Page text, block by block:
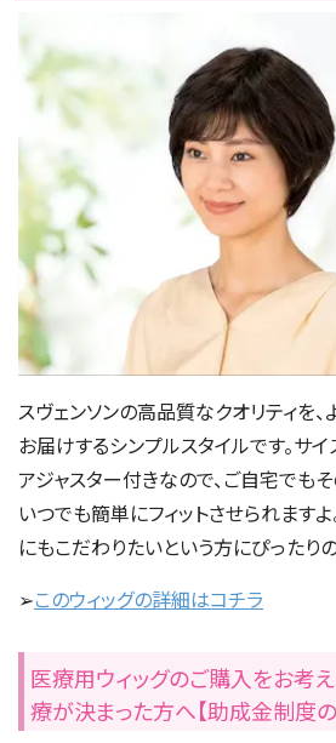
スヴェンソンの高品質なクオリティを
お届けするシンプルスタイルです。サ
アジャスター付きなので、ご自宅でも
いつでも簡単にフィットさせられます
にもこだわりたいという方にぴったり
➢このウィッグの詳細はコチラ
医療用ウィッグのご購入をお考
療が決まった方へ【助成金制度の